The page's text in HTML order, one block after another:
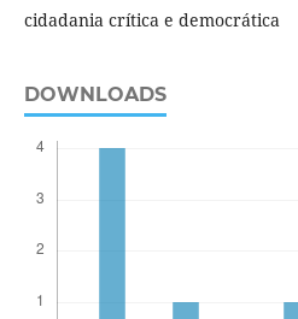
cidadania crítica e democrática
DOWNLOADS